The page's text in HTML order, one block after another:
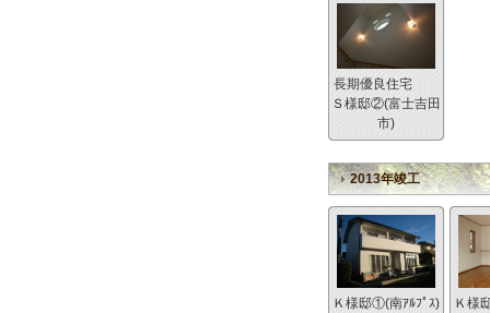
長期優良住宅
Ｓ様邸②(富士吉田
市)
2013年竣工
Ｋ様邸①(南ｱﾙﾌﾟｽ) Ｋ様